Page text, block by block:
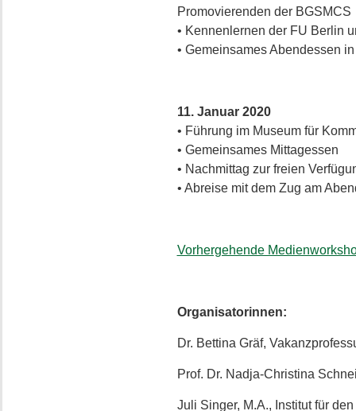
Promovierenden der BGSMCS
• Kennenlernen der FU Berlin
• Gemeinsames Abendessen
11. Januar 2020
• Führung im Museum für
• Gemeinsames Mittagessen
• Nachmittag zur freien
• Abreise mit dem Zug am
Vorhergehende
Organisatorinnen:
Dr. Bettina Gräf,
Prof. Dr. Nadja-Christina
Juli Singer, M.A., Institut für